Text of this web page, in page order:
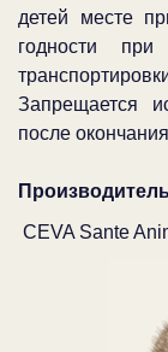
детей месте
годности
Запрещается
после
CEVA Sante